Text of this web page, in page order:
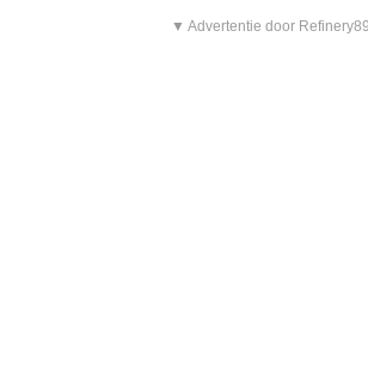
▼ Advertentie door Refinery89